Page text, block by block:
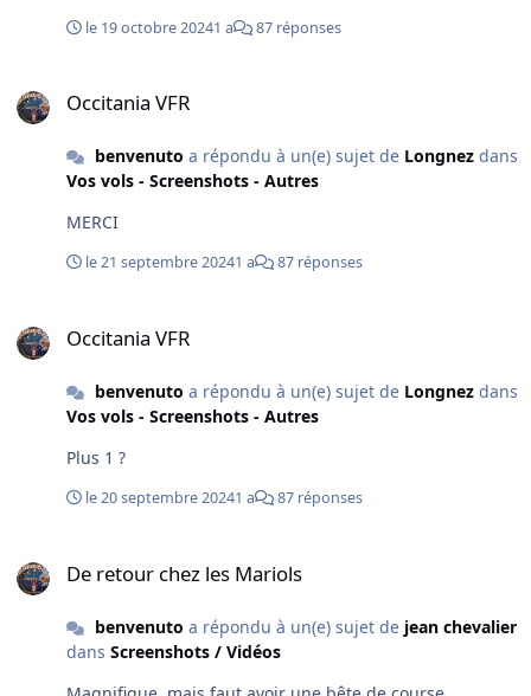
le 19 octobre 20241 a 87 réponses
Occitania VFR
benvenuto a répondu à un(e) sujet de Longnezdans
Vos vols - Screenshots - Autres
MERCI
le 21 septembre 20241 a 87 réponses
Occitania VFR
benvenuto a répondu à un(e) sujet de Longnezdans
Vos vols - Screenshots - Autres
Plus 1 ?
le 20 septembre 20241 a 87 réponses
De retour chez les Mariols
benvenuto a répondu à un(e) sujet de jean chevalier
dans Screenshots / Vidéos